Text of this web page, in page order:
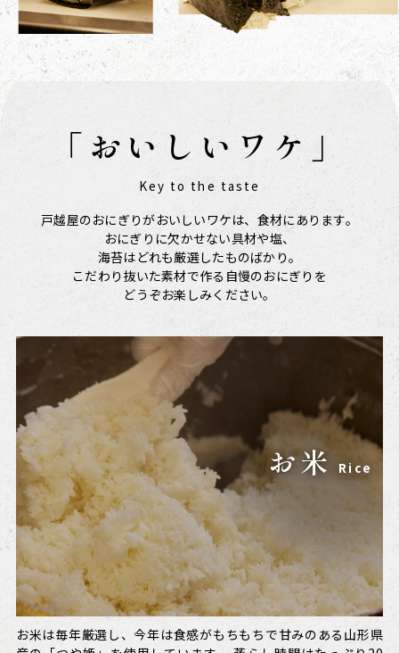
「おいしいワケ」
Key to the taste
戸越屋のおにぎりがおいしいワケは、食材にあります。
おにぎりに欠かせない具材や塩、
海苔はどれも厳選したものばかり。
こだわり抜いた素材で作る自慢のおにぎりを
どうぞお楽しみください。
お米 Rice
お米は毎年厳選し、今年は食感がもちもちで甘みのある 山形県
具材 Ingredients
戸越屋のおにぎりは溢れてしまいそうなほどたっぷりと具材が
塩 Salt
お米、具材にしっかりマッチする、 角がなく甘味のある塩を使
海苔 Seaweed
具材とともに大切な要素である海苔は、 有明産の中からその年